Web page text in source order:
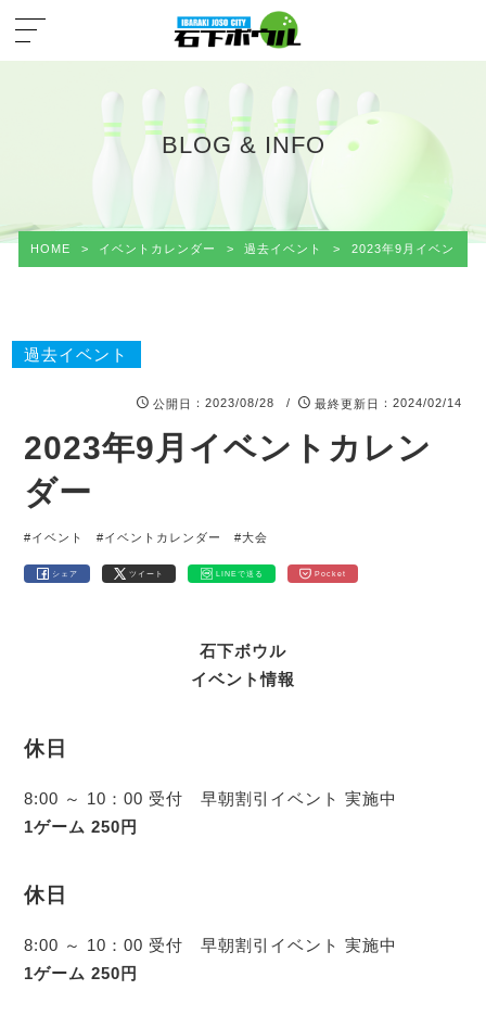
BLOG & INFO
HOME > イベントカレンダー > 過去イベント > 2023年9月イベントカ
過去イベント
公開日 ：2023/08/28 / 最終更新日 ：2024/02/14
2023年9月イベントカレン
ダー
#イベント #イベントカレンダー #大会
シェア ツイート LINEで送る Pocket
石下ボウル
イベント情報
休日
8:00 ～ 10：00 受付 早朝割引イベント 実施中
1ゲーム 250円
休日
8:00 ～ 10：00 受付 早朝割引イベント 実施中
1ゲーム 250円